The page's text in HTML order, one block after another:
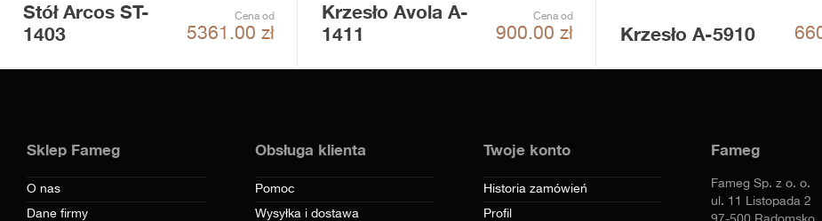
Stół Arcos ST-
1403
Cena od
5361.00 zł
Krzesło Avola A-
1411
Cena od
900.00 zł Krzesło A-5910
Sklep Fameg
O nas
Dane firmy
Obsługa klienta
Pomoc
Wysyłka i dostawa
Twoje konto
Historia zamówień
Profil
Fameg
Fameg Sp. z o. o.
ul. 11 Listopada 2